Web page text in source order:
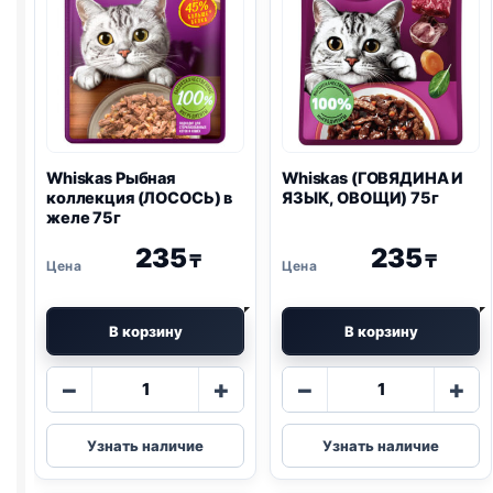
Whiskas Рыбная
коллекция (ЛОСОСЬ) в
желе 75г
235₸
В корзину
−
Количество
Whiskas
Рыбная
коллекция
+
Узнать наличие
Whiskas (ГОВЯДИНА И
ЯЗЫК, ОВОЩИ) 75г
235₸
В корзину
−
Количество
Whiskas
(ГОВЯДИНА
И
+
Узнать наличие